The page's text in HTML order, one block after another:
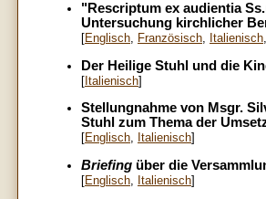
"Rescriptum ex audientia
Untersuchung kirchlicher
[Englisch, Französisch, Italienisch,
Der Heilige Stuhl und die
[ Italienisch]
Stellungnahme von Msgr.
Stuhl zum Thema der
[Englisch, Italienisch]
Briefing über die
[Englisch, Italienisch]